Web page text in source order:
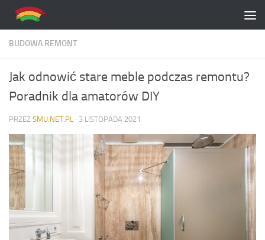
Skip to content
BUDOWA REMONT
Jak odnowić stare meble podczas remontu?
Poradnik dla amatorów DIY
PRZEZ SMU.NET.PL · 3 LISTOPADA 2021